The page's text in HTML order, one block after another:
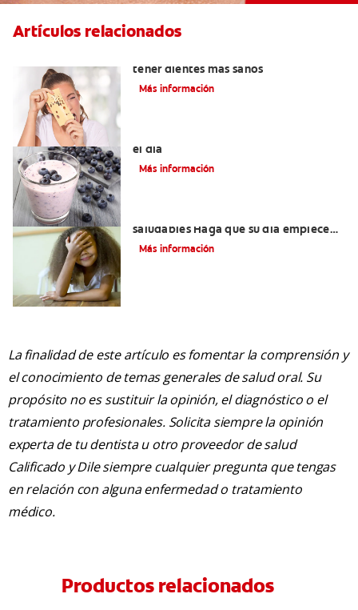
Artículos relacionados
tener dientes más sanos
Más información
el día
Más información
saludables Haga que su día empiece
como debe ser
Más información
La finalidad de este artículo es fomentar la comprensión y
el conocimiento de temas generales de salud oral. Su
propósito no es sustituir la opinión, el diagnóstico o el
tratamiento profesionales. Solicita siempre la opinión
experta de tu dentista u otro proveedor de salud
Calificado y Dile siempre cualquier pregunta que tengas
en relación con alguna enfermedad o tratamiento
médico.
Productos relacionados